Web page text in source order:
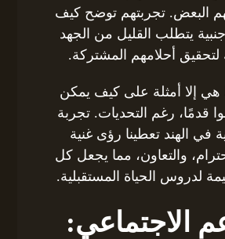
البعض. تجربتهم توضح كيف
يتطلب القليل من الجهد
لتحقيق أحلامهم المشتركة.
إلا أمثلة على كيف يمكن
قدمًا، رغم التحديات. تجربة
في الهند تعطينا رؤى غنية
والتعاون، مما يجعل كل
لدروس الحياة المستقبلية.
الاجتماعي: